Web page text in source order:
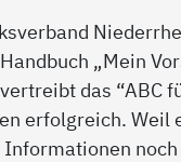
„Mein
das “ABC
erfolgreich. Weil